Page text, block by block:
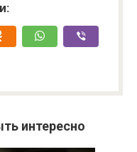
интересно